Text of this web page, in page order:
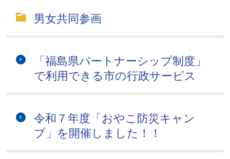
男女共同参画
「福島県パートナーシップ制度」
で利用できる市の行政サービス
令和７年度「おやこ防災キャン
プ」を開催しました！！